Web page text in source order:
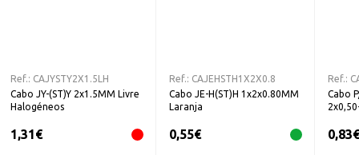
Ref.: CAJYSTY2X1.5LH
Cabo JY-(ST)Y 2x1.5MM Livre
Halogéneos
1,31€
Ref.: CAJEHSTH1X2X0.8
Cabo JE-H(ST)H 1x2x0.80MM
Laranja
0,55€
Ref.:
Cabo
0,83€